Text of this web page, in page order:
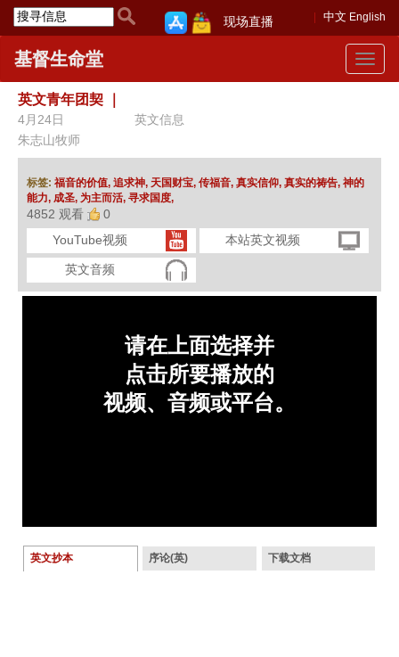
中文 English
现场直播
Toggle
基督生命堂
英文青年团契
4月24日
英文信息
朱志山牧师
标签: 福音的价值, 追求神, 天国财宝, 传福音, 真实信仰, 真实的祷告, 神的
能力, 成圣, 为主而活, 寻求国度,
4852 观看
0
YouTube视频
本站英文视频
英文音频
英文抄本 序论(英) 下载文档